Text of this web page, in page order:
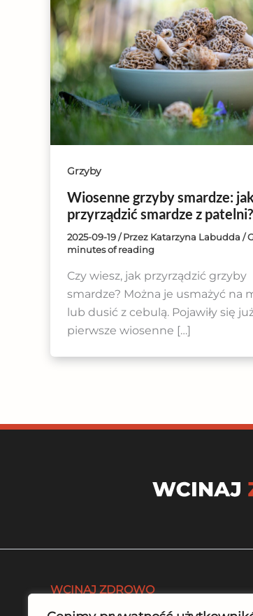
Grzyby
Wiosenne grzyby smardze:
przyrządzić smardze z patelni?
2025-09-19/ Przez Katarzyna Labudda /
minutes of reading
Czy wiesz, jak przyrządzić grzyby
smardze? Można je usmażyć na
lub dusić z cebulą. Pojawiły się
pierwsze wiosenne […]
WCINAJ ZDROWO